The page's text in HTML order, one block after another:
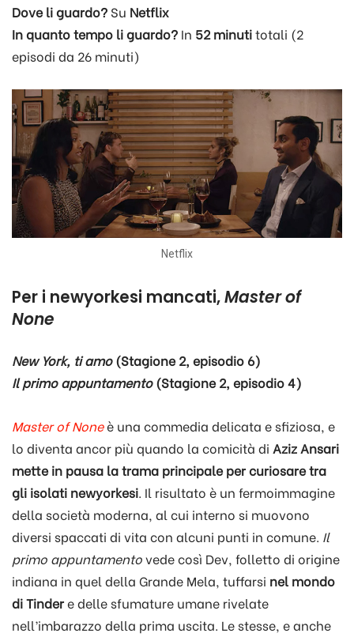
Dove li guardo? Su Netflix
In quanto tempo li guardo? In 52 minutitotali (2
episodi da 26 minuti)
Netflix
Per i newyorkesi mancati,Master of
None
New York, ti amo(Stagione 2, episodio 6)
Il primo appuntamento(Stagione 2, episodio 4)
Master of Noneè una commedia delicata e sfiziosa, e
lo diventa ancor più quando la comicità di Aziz Ansari
mette in pausa la trama principale per curiosare tra
gli isolati newyorkesi. Il risultato è un fermoimmagine
della società moderna, al cui interno si muovono
diversi spaccati di vita con alcuni punti in comune. Il
primo appuntamentovede così Dev, folletto di origine
indiana in quel della Grande Mela, tuffarsi nel mondo
di Tindere delle sfumature umane rivelate
nell’imbarazzo della prima uscita. Le stesse, e anche